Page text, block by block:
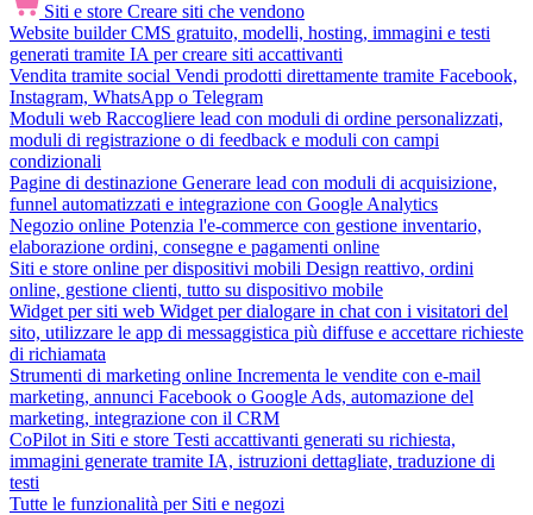
Siti e store Creare siti che vendono
Website builder CMS gratuito, modelli, hosting, immagini e testi
generati tramite IA per creare siti accattivanti
Vendita tramite social Vendi prodotti direttamente tramite Facebook,
Instagram, WhatsApp o Telegram
Moduli web Raccogliere lead con moduli di ordine personalizzati,
moduli di registrazione o di feedback e moduli con campi
condizionali
Pagine di destinazione Generare lead con moduli di acquisizione,
funnel automatizzati e integrazione con Google Analytics
Negozio online Potenzia l'e-commerce con gestione inventario,
elaborazione ordini, consegne e pagamenti online
Siti e store online per dispositivi mobili Design reattivo, ordini
online, gestione clienti, tutto su dispositivo mobile
Widget per siti web Widget per dialogare in chat con i visitatori del
sito, utilizzare le app di messaggistica più diffuse e accettare richieste
di richiamata
Strumenti di marketing online Incrementa le vendite con e-mail
marketing, annunci Facebook o Google Ads, automazione del
marketing, integrazione con il CRM
CoPilot in Siti e store Testi accattivanti generati su richiesta,
immagini generate tramite IA, istruzioni dettagliate, traduzione di
testi
Tutte le funzionalità per Siti e negozi